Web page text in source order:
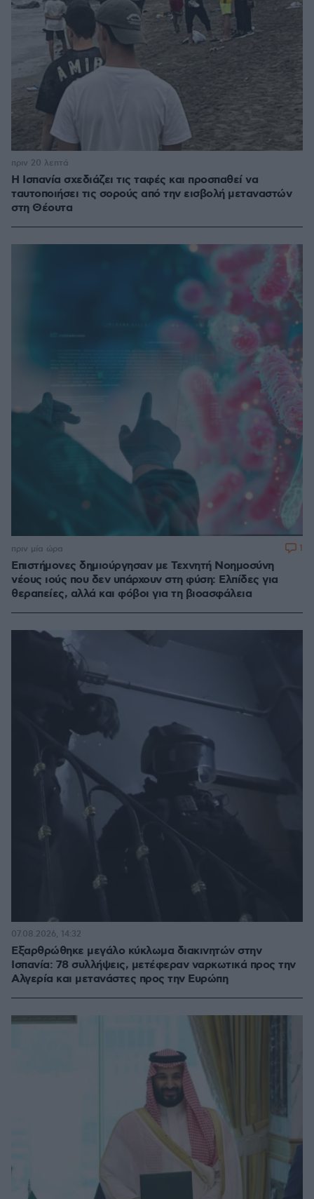
Η Ισπανία σχεδιάζει τις ταφές και προσπαθεί να
ταυτοποιήσει τις σορούς από την εισβολή μεταναστών
στη Θέουτα
πριν 20 λεπτά
Επιστήμονες δημιούργησαν με Τεχνητή Νοημοσύνη
νέους ιούς που δεν υπάρχουν στη φύση: Ελπίδες για
θεραπείες, αλλά και φόβοι για τη βιοασφάλεια
πριν μία ώρα 1
Εξαρθρώθηκε μεγάλο κύκλωμα διακινητών στην
Ισπανία: 78 συλλήψεις, μετέφεραν ναρκωτικά προς την
Αλγερία και μετανάστες προς την Ευρώπη
07.08.2026, 14:32